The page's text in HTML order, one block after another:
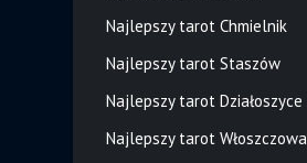
Najlepszy tarot Chmielnik
Najlepszy tarot Staszów
Najlepszy tarot Działoszyce
Najlepszy tarot Włoszczowa